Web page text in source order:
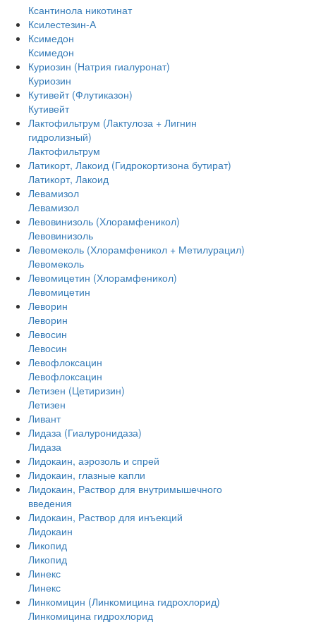
Ксантинола никотинат
Ксилестезин-А
Ксимедон
Ксимедон
Куриозин (Натрия гиалуронат)
Куриозин
Кутивейт (Флутиказон)
Кутивейт
Лактофильтрум (Лактулоза + Лигнин
гидролизный)
Лактофильтрум
Латикорт, Лакоид (Гидрокортизона бутират)
Латикорт, Лакоид
Левамизол
Левамизол
Левовинизоль (Хлорамфеникол)
Левовинизоль
Левомеколь (Хлорамфеникол + Метилурацил)
Левомеколь
Левомицетин (Хлорамфеникол)
Левомицетин
Леворин
Леворин
Левосин
Левосин
Левофлоксацин
Левофлоксацин
Летизен (Цетиризин)
Летизен
Ливант
Лидаза (Гиалуронидаза)
Лидаза
Лидокаин, аэрозоль и спрей
Лидокаин, глазные капли
Лидокаин, Раствор для внутримышечного
введения
Лидокаин, Раствор для инъекций
Лидокаин
Ликопид
Ликопид
Линекс
Линекс
Линкомицин (Линкомицина гидрохлорид)
Линкомицина гидрохлорид